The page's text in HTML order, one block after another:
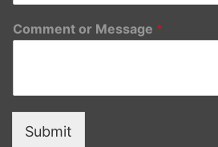
Comment or Message *
Submit